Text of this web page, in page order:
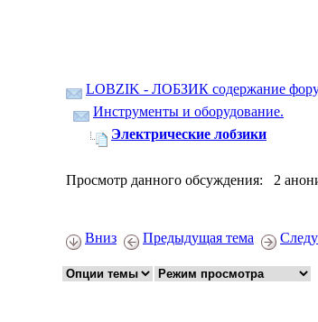
LOBZIK - ЛОБЗИК содержание
Инструменты и оборудование.
Электрические лобзики
Просмотр данного обсуждения: 2
Вниз Предыдущая тема